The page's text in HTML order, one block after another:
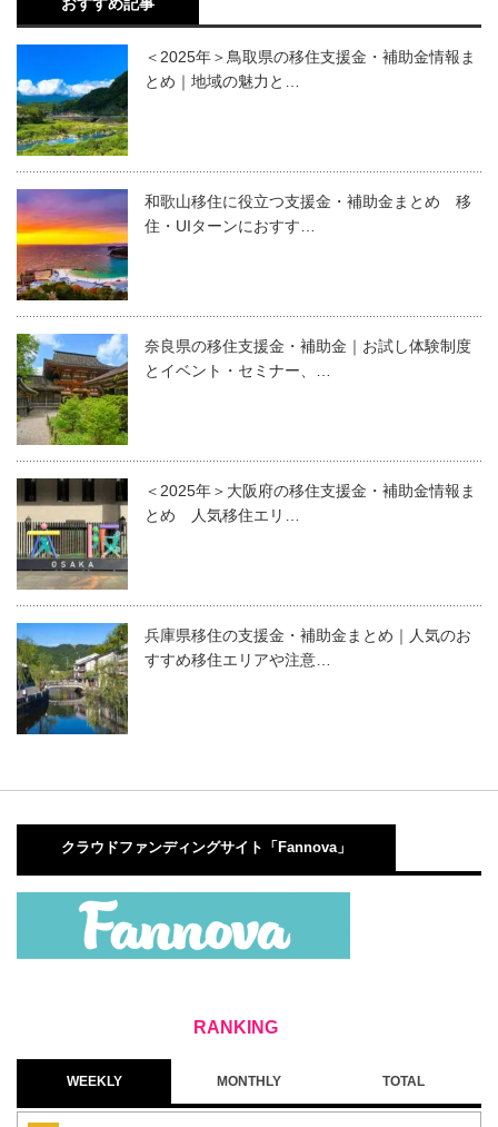
おすすめ記事
＜2025年＞鳥取県の移住支援金・補助金情報ま
とめ｜地域の魅力と…
和歌山移住に役立つ支援金・補助金まとめ 移
住・UIターンにおすす…
奈良県の移住支援金・補助金｜お試し体験制度
とイベント・セミナー、…
＜2025年＞大阪府の移住支援金・補助金情報ま
とめ 人気移住エリ…
兵庫県移住の支援金・補助金まとめ｜人気のお
すすめ移住エリアや注意…
クラウドファンディングサイト「Fannova」
WEEKLY MONTHLY TOTAL